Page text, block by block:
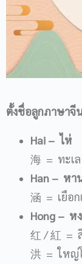
ตั้งชื่อลูกภาษาจี
Hai – ไห่
海 = ทะเล
Han – หา
涵 = เยือ
Hong – หง
红 / 紅 =
洪 = ใหญ่